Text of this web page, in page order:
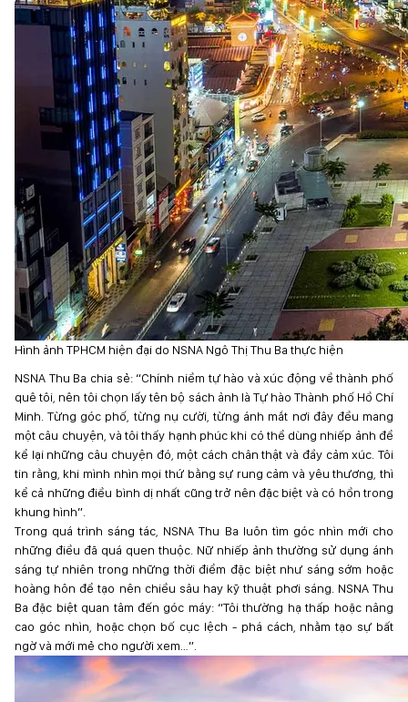
Hình ảnh TPHCM hiện đại do NSNA Ngô Thị Thu Ba thực hiện
NSNA Thu Ba chia sẻ: “Chính niềm tự hào và xúc động về thành phố
quê tôi, nên tôi chọn lấy tên bộ sách ảnh là Tự hào Thành phố Hồ Chí
Minh. Từng góc phố, từng nụ cười, từng ánh mắt nơi đây đều mang
một câu chuyện, và tôi thấy hạnh phúc khi có thể dùng nhiếp ảnh để
kể lại những câu chuyện đó, một cách chân thật và đầy cảm xúc. Tôi
tin rằng, khi mình nhìn mọi thứ bằng sự rung cảm và yêu thương, thì
kể cả những điều bình dị nhất cũng trở nên đặc biệt và có hồn trong
khung hình”.
Trong quá trình sáng tác, NSNA Thu Ba luôn tìm góc nhìn mới cho
những điều đã quá quen thuộc. Nữ nhiếp ảnh thường sử dụng ánh
sáng tự nhiên trong những thời điểm đặc biệt như sáng sớm hoặc
hoàng hôn để tạo nên chiều sâu hay kỹ thuật phơi sáng. NSNA Thu
Ba đặc biệt quan tâm đến góc máy: “Tôi thường hạ thấp hoặc nâng
cao góc nhìn, hoặc chọn bố cục lệch - phá cách, nhằm tạo sự bất
ngờ và mới mẻ cho người xem…”.